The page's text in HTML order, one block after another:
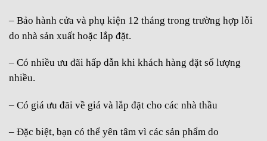
– Bảo hành cửa và phụ kiện 12 tháng trong trường hợp lỗi
do nhà sản xuất hoặc lắp đặt.
– Có nhiều ưu đãi hấp dẫn khi khách hàng đặt số lượng
nhiều.
– Có giá ưu đãi về giá và lắp đặt cho các nhà thầu
– Đặc biệt, bạn có thể yên tâm vì các sản phẩm do